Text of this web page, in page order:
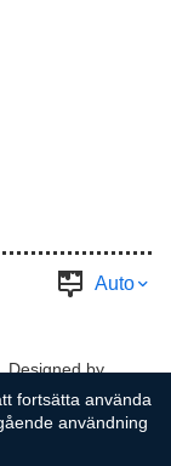
Auto
Designed by
Garagevärd
fortsätta använda
användning